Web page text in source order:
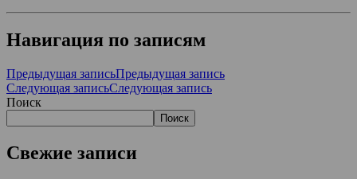
Навигация по записям
Предыдущая записьПредыдущая запись
Следующая записьСледующая запись
Поиск
Поиск
Свежие записи